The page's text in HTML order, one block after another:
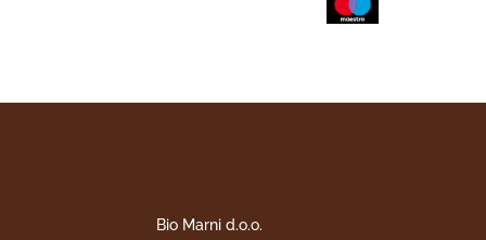
Bio Marni d.o.o.